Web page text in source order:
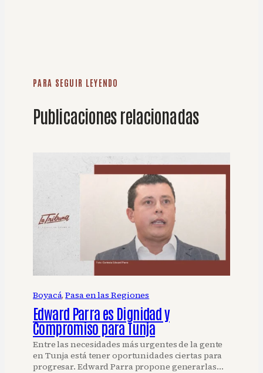
PARA SEGUIR LEYENDO
Publicaciones relacionadas
Boyacá, Pasa en las Regiones
Edward Parra es Dignidad y
Compromiso para Tunja
Entre las necesidades más urgentes de la gente
en Tunja está tener oportunidades ciertas para
progresar. Edward Parra propone generarlas…